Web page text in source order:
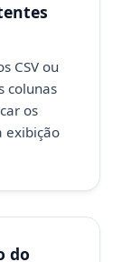
CSV ou
colunas
os
exibição
do